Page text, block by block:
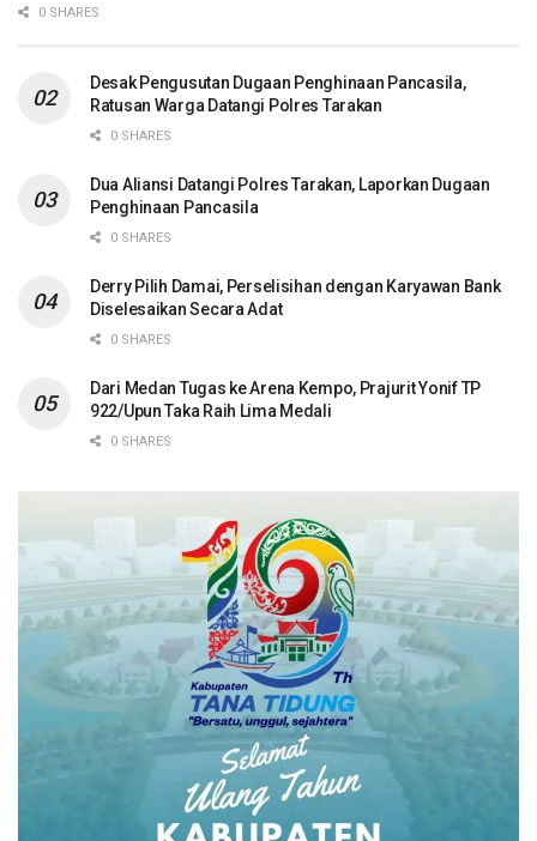
0 SHARES
Desak Pengusutan Dugaan Penghinaan Pancasila,
Ratusan Warga Datangi Polres Tarakan
0 SHARES
Dua Aliansi Datangi Polres Tarakan, Laporkan Dugaan
Penghinaan Pancasila
0 SHARES
Derry Pilih Damai, Perselisihan dengan Karyawan Bank
Diselesaikan Secara Adat
0 SHARES
Dari Medan Tugas ke Arena Kempo, Prajurit Yonif TP
922/Upun Taka Raih Lima Medali
0 SHARES